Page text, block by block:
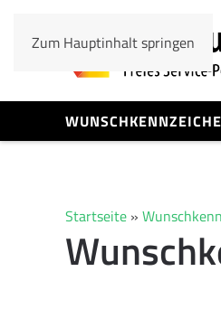
Zum Hauptinhalt springen
Startseite »